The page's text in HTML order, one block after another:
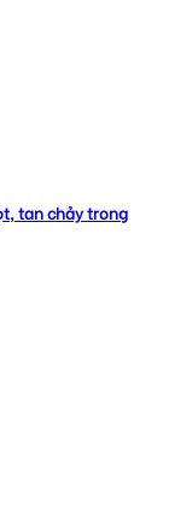
tan chảy trong